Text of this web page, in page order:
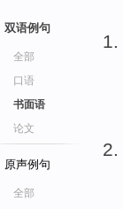
双语例句
全部
口语
书面语
论文
原声例句
全部